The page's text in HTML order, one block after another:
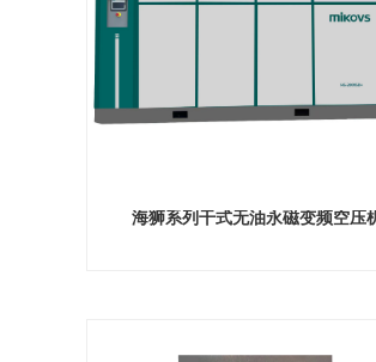
海狮系列干式无油永磁变频空压